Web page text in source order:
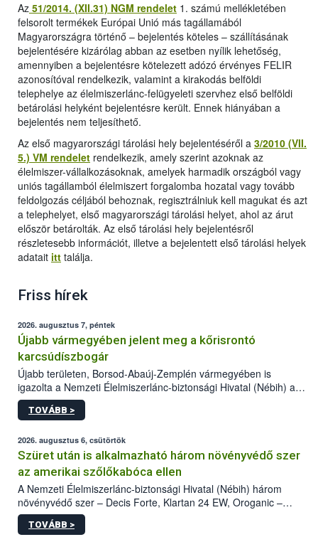
Az 51/2014. (XII.31) NGM rendelet 1. számú mellékletében
felsorolt termékek Európai Unió más tagállamából
Magyarországra történő – bejelentés köteles – szállításának
bejelentésére kizárólag abban az esetben nyílik lehetőség,
amennyiben a bejelentésre kötelezett adózó érvényes FELIR
azonosítóval rendelkezik, valamint a kirakodás belföldi
telephelye az élelmiszerlánc-felügyeleti szervhez első belföldi
betárolási helyként bejelentésre került. Ennek hiányában a
bejelentés nem teljesíthető.
Az első magyarországi tárolási hely bejelentéséről a 3/2010 (VII.
5.) VM rendelet rendelkezik, amely szerint azoknak az
élelmiszer-vállalkozásoknak, amelyek harmadik országból vagy
uniós tagállamból élelmiszert forgalomba hozatal vagy tovább
feldolgozás céljából behoznak, regisztrálniuk kell magukat és azt
a telephelyet, első magyarországi tárolási helyet, ahol az árut
először betárolták. Az első tárolási hely bejelentésről
részletesebb információt, illetve a bejelentett első tárolási helyek
adatait itt találja.
Friss hírek
2026. augusztus 7, péntek
Újabb vármegyében jelent meg a kőrisrontó
karcsúdíszbogár
Újabb területen, Borsod-Abaúj-Zemplén vármegyében is
igazolta a Nemzeti Élelmiszerlánc-biztonsági Hivatal (Nébih) a
kőrisrontó karcsúdíszbogár (Agrilus planipennis) jelenlétét. A
kártevőt nem csak színcsapdában találták meg, de már fertőzött
az intenzív felderítést, emellett az intézkedéseket a szlovák
hatósággal is összehangolják a terjedés megállítása érdekében.
TOVÁBB >
2026. augusztus 6, csütörtök
Szüret után is alkalmazható három növényvédő szer
az amerikai szőlőkabóca ellen
A Nemzeti Élelmiszerlánc-biztonsági Hivatal (Nébih) három
növényvédő szer – Decis Forte, Klartan 24 EW, Oroganic –
engedélyokiratát módosította, így azok a szüretet követően,
egészen a vesszőérettség (BBCH 91) stádiumáig
TOVÁBB >